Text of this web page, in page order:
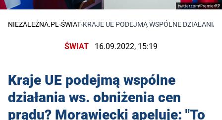
twitter.com/PremierRP
NIEZALEŻNA.PL›ŚWIAT›KRAJE UE PODEJMĄ WSPÓLNE DZIAŁANIA
ŚWIAT 16.09.2022, 15:19
Kraje UE podejmą wspólne
działania ws. obniżenia cen
prądu? Morawiecki apeluje: "To